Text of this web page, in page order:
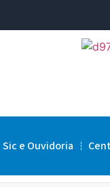
Sic e Ouvidoria